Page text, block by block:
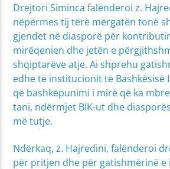
Drejtori Siminca falënderoi z.
nëpërmes tij tërë mërgatën tonë
gjendet në diasporë për
mirëqenien dhe jetën e
shqiptarëve atje. Ai shprehu
edhe të institucionit të Bashkësisë
që bashkëpunimi i mirë që ka
tani, ndërmjet BIK-ut dhe
më tutje.
Ndërkaq, z. Hajredini, falënderoi
për pritjen dhe për gatishmërinë